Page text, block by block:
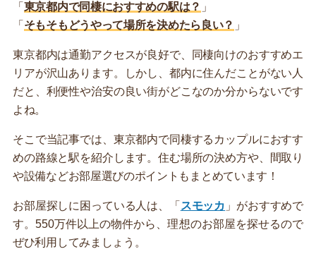
「 東京都内で同棲におすすめの駅は？ 」
「 そもそもどうやって場所を決めたら良い？ 」
東京都内は通勤アクセスが良好で、同棲向けのおすすめエ
リアが沢山あります。しかし、都内に住んだことがない人
だと、利便性や治安の良い街がどこなのか分からないです
よね。
そこで当記事では、東京都内で同棲するカップルにおすす
めの路線と駅を紹介します。住む場所の決め方や、間取り
や設備などお部屋選びのポイントもまとめています！
お部屋探しに困っている人は、「 スモッカ 」がおすすめで
す。550万件以上の物件から、理想のお部屋を探せるので
ぜひ利用してみましょう。